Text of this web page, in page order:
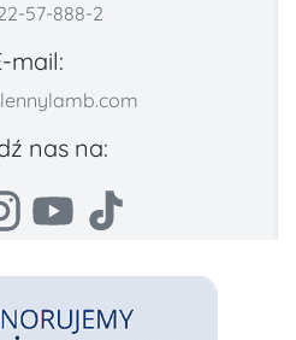
57-888-2
mail:
nas na: